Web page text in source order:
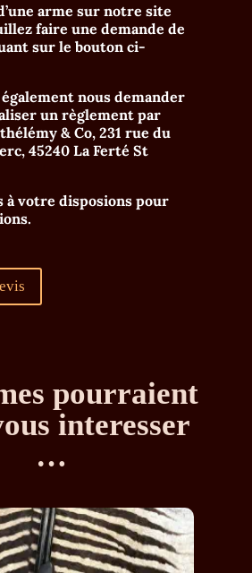
arme sur notre site
faire une demande de
sur le bouton ci-
nous demander
un règlement par
& Co, 231 rue du
45240 La Ferté St
à votre disposions pour
pourraient
interesser
…